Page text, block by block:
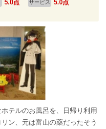
5.0点 サービス 5.0点
テルのお風呂を、日帰り利用
ン、元は富山の薬だったそう